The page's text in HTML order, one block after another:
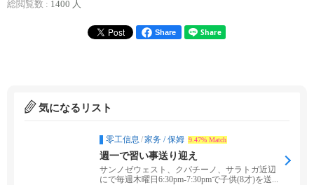
総閲覧数 : 1400 人
Share
気になるリスト
零工信息 /家务 / 保姆 9.47% Match
週一で習い事送り迎え
サンノゼウェスト、クパチーノ、サラトガ近辺
にで毎週木曜日6:30pm-7:30pmで子供(8才)を送...